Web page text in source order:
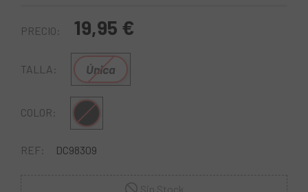
PRECIO: 19,95 €
TALLA: Única
COLOR: Negro
REF: DC98309